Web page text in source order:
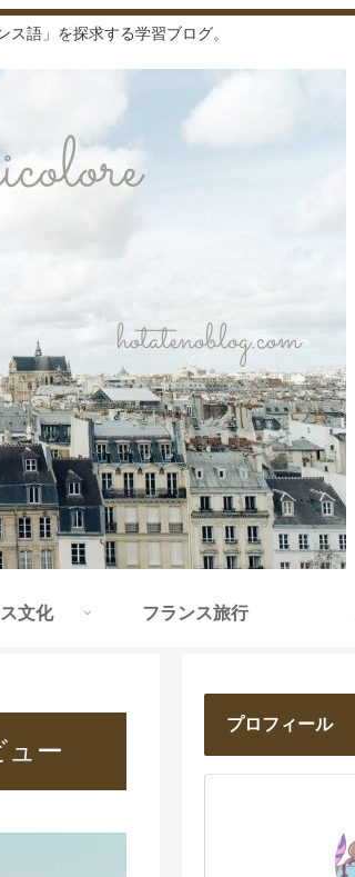
語」を探求する学習ブログ。
文化 フランス旅行
ー
プロフィール